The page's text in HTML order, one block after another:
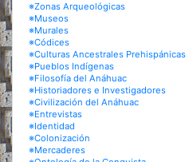
※Zonas Arqueológicas
※Museos
※Murales
※Códices
※Culturas Ancestrales Prehispánicas
※Pueblos Indígenas
※Filosofía del Anáhuac
※Historiadores e Investigadores
※Civilización del Anáhuac
※Entrevistas
※Identidad
※Colonización
※Mercaderes